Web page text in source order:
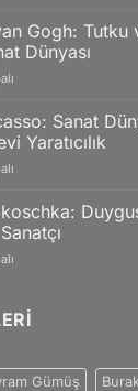
Gogh: Tutku
Dünyası
Sanat
Yaratıcılık
Gümüş